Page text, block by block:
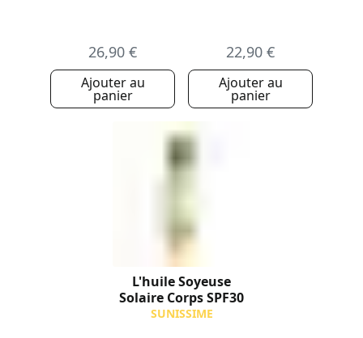
26,90 €
Ajouter au
panier
22,90 €
Ajouter au
panier
L'huile Soyeuse
Solaire Corps SPF30
SUNISSIME